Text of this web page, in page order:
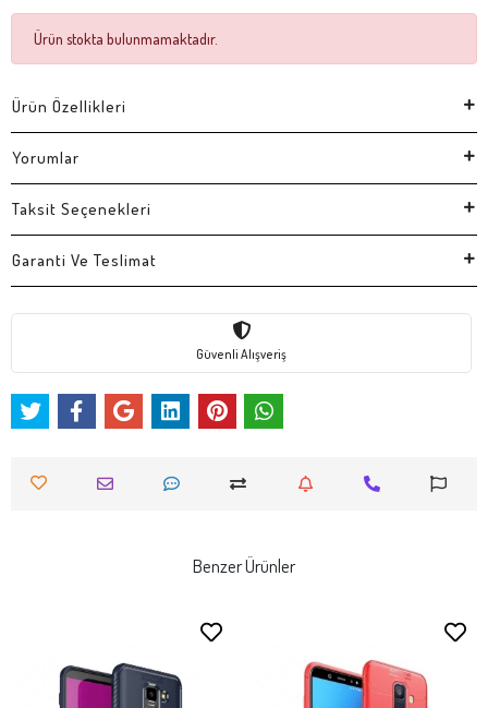
Ürün stokta bulunmamaktadır.
Ürün Özellikleri
Yorumlar
Taksit Seçenekleri
Garanti Ve Teslimat
Güvenli Alışveriş
Benzer Ürünler